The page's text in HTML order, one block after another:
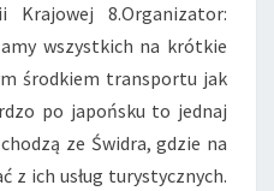
8.Organizator:
wszystkich na krótkie
środkiem transportu jak
po japońsku to jednaj
ze Świdra, gdzie na
z ich usług turystycznych.